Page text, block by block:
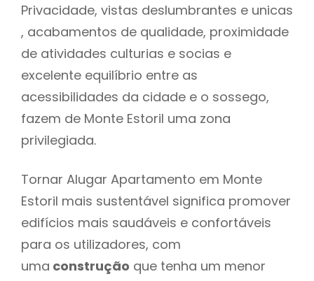
Privacidade, vistas deslumbrantes e unicas
, acabamentos de qualidade, proximidade
de atividades culturias e socias e
excelente equilíbrio entre as
acessibilidades da cidade e o sossego,
fazem de Monte Estoril uma zona
privilegiada.
Tornar Alugar Apartamento em Monte
Estoril mais sustentável significa promover
edifícios mais saudáveis e confortáveis
para os utilizadores, com
uma construção que tenha um menor